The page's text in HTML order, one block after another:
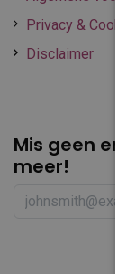
Privacy &
Disclaimer
Mis geen
meer!